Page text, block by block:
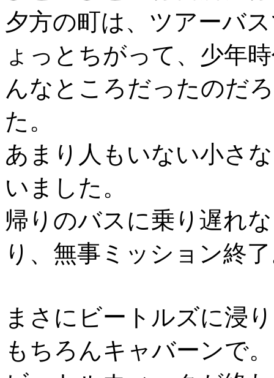
夕方の町は、ツアーバ
ょっとちがって、少年
んなところだったのだ
た。
あまり人もいない小さ
いました。
帰りのバスに乗り遅れ
り、無事ミッション終
まさにビートルズに浸
もちろんキャバーンで。